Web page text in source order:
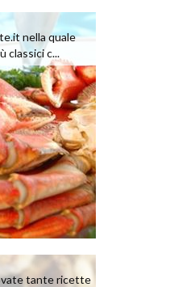
nella quale
classici c...
tante ricette